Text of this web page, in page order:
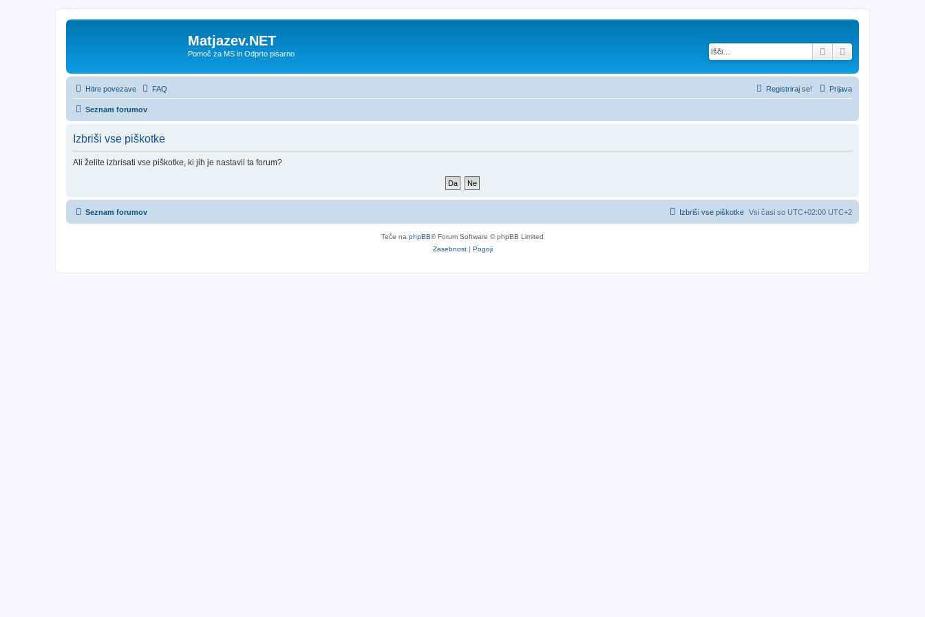
Matjazev.NET
Pomoč za MS in Odprto pisarno Iskanje
Hitre povezave FAQ Prijava
Registriraj se!
Seznam forumov
Izbriši vse piškotke
Ali želite izbrisati vse piškotke, ki jih je nastavil ta forum?
Seznam forumov Vsi časi so UTC+02:00 UTC+2
Izbriši vse piškotke
Teče na phpBB® Forum Software © phpBB Limited
Zasebnost| Pogoji